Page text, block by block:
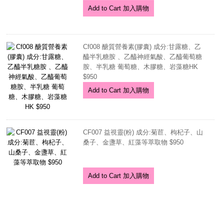
Add to Cart 加入購物
Cf008 醣質營養素(膠囊) 成分:甘露糖、乙
醯半乳糖胺 、乙醯神經氣酸、乙醯葡萄糖
胺、半乳糖 葡萄糖、木膠糖、岩藻糖HK
$950
Add to Cart 加入購物
CF007 益視靈(粉) 成分:菊苣、枸杞子、山
桑子、金盞草、紅藻等萃取物 $950
Add to Cart 加入購物